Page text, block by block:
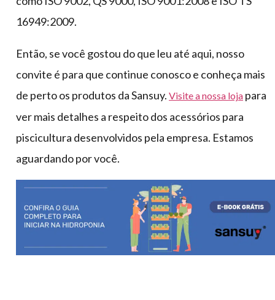
16949:2009.
Então, se você gostou do que leu até aqui, nosso
convite é para que continue conosco e conheça mais
de perto os produtos da Sansuy. Visite a nossa loja para
ver mais detalhes a respeito dos acessórios para
piscicultura desenvolvidos pela empresa. Estamos
aguardando por você.